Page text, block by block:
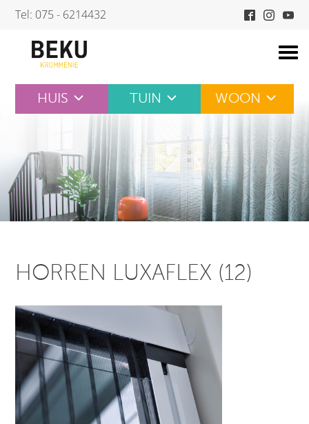
Skip
content
Tel: 075 - 6214432
HUIS TUIN WOON
HORREN LUXAFLEX (12)